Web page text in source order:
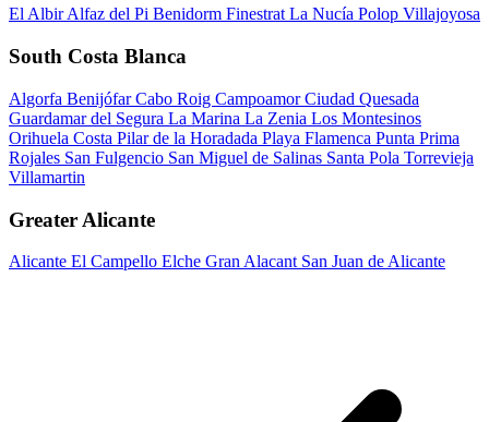
El AlbirAlfaz del Pi Benidorm Finestrat La Nucía Polop Villajoyosa
South Costa Blanca
Algorfa BenijófarCabo Roig CampoamorCiudad Quesada
Guardamar del Segura La Marina La Zenia Los Montesinos
Orihuela Costa Pilar de la Horadada Playa Flamenca Punta Prima
Rojales San Fulgencio San Miguel de Salinas Santa Pola Torrevieja
Villamartin
Greater Alicante
Alicante El Campello Elche Gran Alacant San Juan de Alicante